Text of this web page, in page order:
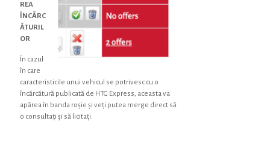
REA
ÎNCĂRC
ĂTURIL
OR
În cazul
în care
caracteristicile unui vehicul se potrivesc cu o
încărcătură publicată de HTG Express, aceasta va
apărea în banda roșie și veți putea merge direct să
o consultați și să licitați.